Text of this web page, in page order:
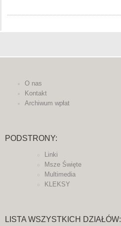
O nas
Kontakt
Archiwum wpłat
PODSTRONY:
Linki
Msze Święte
Multimedia
KLEKSY
LISTA WSZYSTKICH DZIAŁÓW: